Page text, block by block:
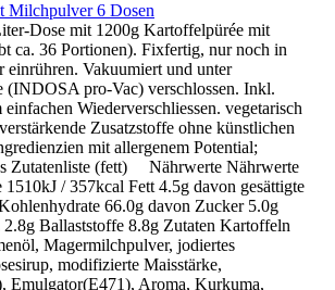
Milchpulver 6 Dosen
Dose mit 1200g Kartoffelpürée mit
ca. 36 Portionen). Fixfertig, nur noch in
einrühren. Vakuumiert und unter
(INDOSA pro-Vac) verschlossen. Inkl.
Wiederverschliessen. vegetarisch
Zusatzstoffe ohne künstlichen
mit allergenem Potential;
Zutatenliste (fett) Nährwerte Nährwerte
/ 357kcal Fett 4.5g davon gesättigte
66.0g davon Zucker 5.0g
Ballaststoffe 8.8g Zutaten Kartoffeln
Magermilchpulver, jodiertes
modifizierte Maisstärke,
Emulgator(E471), Aroma, Kurkuma,